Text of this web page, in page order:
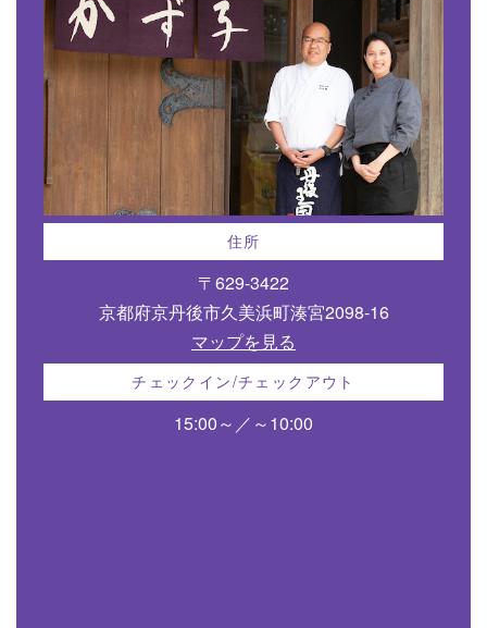
住所
〒629-3422
京都府京丹後市久美浜町湊宮2098-16
マップを見る
チェックイン/チェックアウト
15:00～／～10:00